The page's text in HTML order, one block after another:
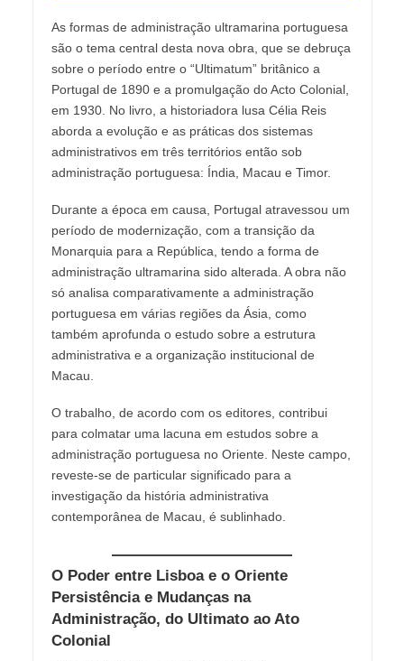
As formas de administração ultramarina portuguesa
são o tema central desta nova obra, que se debruça
sobre o período entre o “Ultimatum” britânico a
Portugal de 1890 e a promulgação do Acto Colonial,
em 1930. No livro, a historiadora lusa Célia Reis
aborda a evolução e as práticas dos sistemas
administrativos em três territórios então sob
administração portuguesa: Índia, Macau e Timor.
Durante a época em causa, Portugal atravessou um
período de modernização, com a transição da
Monarquia para a República, tendo a forma de
administração ultramarina sido alterada. A obra não
só analisa comparativamente a administração
portuguesa em várias regiões da Ásia, como
também aprofunda o estudo sobre a estrutura
administrativa e a organização institucional de
Macau.
O trabalho, de acordo com os editores, contribui
para colmatar uma lacuna em estudos sobre a
administração portuguesa no Oriente. Neste campo,
reveste-se de particular significado para a
investigação da história administrativa
contemporânea de Macau, é sublinhado.
O Poder entre Lisboa e o Oriente
Persistência e Mudanças na
Administração, do Ultimato ao Ato
Colonial